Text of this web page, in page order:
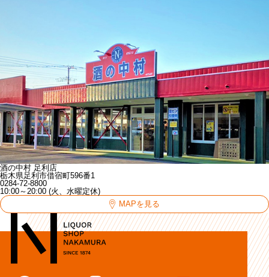
酒の中村 足利店
栃木県足利市借宿町596番1
0284-72-8800
10:00～20:00 (火、水曜定休)
MAPを見る